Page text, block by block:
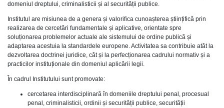
domeniul dreptului, criminalisticii și al securității publice.
Institutul are misiunea de a genera și valorifica cunoașterea științifică prin
realizarea de cercetări fundamentale și aplicative, orientate spre
soluționarea problemelor actuale ale sistemului de ordine publică și
adaptarea acestuia la standardele europene. Activitatea sa contribuie atât la
dezvoltarea doctrinei juridice, cât și la perfecționarea cadrului normativ și a
practicilor instituționale din domeniul aplicării legii.
În cadrul Institutului sunt promovate:
cercetarea interdisciplinară în domeniile dreptului penal, procesual
penal, criminalisticii, ordinii și securității publice, securității